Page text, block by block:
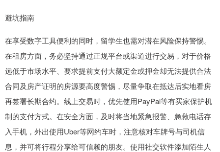
避坑指南
在享受数字工具便利的同时，留学生也需对潜在风险保持警惕。
在租房方面，务必坚持通过正规平台或渠道进行交易，对于价格
远低于市场水平、要求提前支付大额定金或押金却无法提供合法
合同及房产证明的房源要高度警惕，尽量争取在抵达后实地看房
再签署长期合约。线上交易时，优先使用PayPal等有买家保护机
制的支付方式。在安全方面，及时将当地紧急报警、急救电话存
入手机，外出使用Uber等网约车时，注意核对车牌号与司机信
息，并可将行程分享给可信赖的朋友。使用社交软件添加陌生人